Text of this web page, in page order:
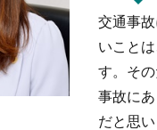
交通事
いこと
す。そ
事故に
だと思